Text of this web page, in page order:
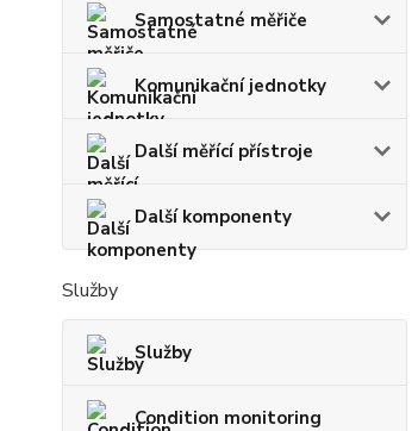
Samostatné měřiče
Komunikační jednotky
Další měřící přístroje
Další komponenty
Služby
Služby
Condition monitoring